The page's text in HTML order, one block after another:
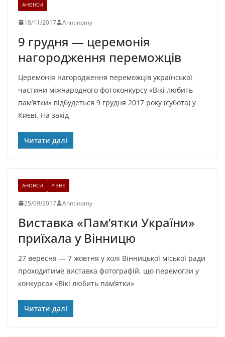
АНОНСИ
18/11/2017 Anntinomy
9 грудня — церемонія
нагородження переможців
Церемонія нагородження переможців української
частини міжнародного фотоконкурсу «Вікі любить
пам’ятки» відбудеться 9 грудня 2017 року (субота) у
Києві. На захід
Читати далі
АНОНСИ РІЗНЕ
25/09/2017 Anntinomy
Виставка «Пам’ятки України»
приїхала у Вінницю
27 вересня — 7 жовтня у холі Вінницької міської ради
проходитиме виставка фотографій, що перемогли у
конкурсах «Вікі любить пам’ятки»
Читати далі